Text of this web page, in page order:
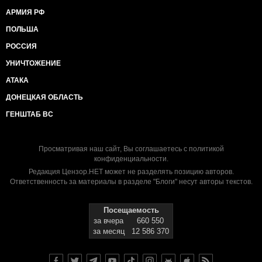
АРМИЯ РФ
ПОЛЬША
РОССИЯ
УНИЧТОЖЕНИЕ
АТАКА
ДОНЕЦКАЯ ОБЛАСТЬ
ГЕНШТАБ ВС
Просматривая наш сайт, Вы соглашаетесь с политикой
конфиденциальности.
Редакция Цензор.НЕТ может не разделять позицию авторов.
Ответственность за материалы в разделе "Блоги" несут авторы текстов.
Посещаемость
за вчера
660 550
за месяц
12 586 370